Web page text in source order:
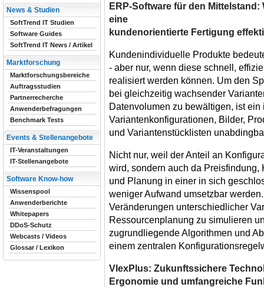
ERP-Software für den
eine
kundenorientierte Fertigung
Kundenindividuelle Produkte
- aber nur, wenn diese schnell,
realisiert werden können. Um den
bei gleichzeitig wachsender
Datenvolumen zu bewältigen, ist
Variantenkonfigurationen, Bilder,
und Variantenstücklisten
Nicht nur, weil der Anteil an
wird, sondern auch da
und Planung in einer in sich
weniger Aufwand umsetzbar
Veränderungen unterschiedlicher
Ressourcenplanung zu simulieren
zugrundliegende Algorithmen und
einem zentralen
VlexPlus: Zukunftssichere
Ergonomie und umfangreiche
News & Studien
SoftTrend IT Studien
Software Guides
SoftTrend IT News / Artikel
Marktforschung
Marktforschungsbereiche
Auftragsstudien
Partnerrecherche
Anwenderbefragungen
Benchmark Tests
Events & Stellenangebote
IT-Veranstaltungen
IT-Stellenangebote
Software Know-how
Wissenspool
Anwenderberichte
Whitepapers
DDoS-Schutz
Webcasts / Videos
Glossar / Lexikon